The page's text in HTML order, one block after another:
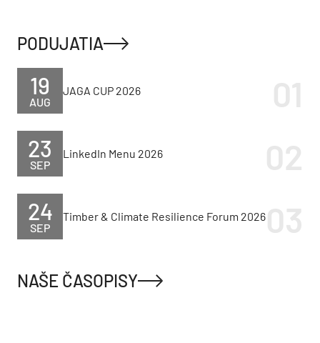
PODUJATIA
AUG
19 JAGA CUP 2026
SEP
23 LinkedIn Menu 2026
SEP
24 Timber & Climate Resilience Forum 2026
NAŠE ČASOPISY